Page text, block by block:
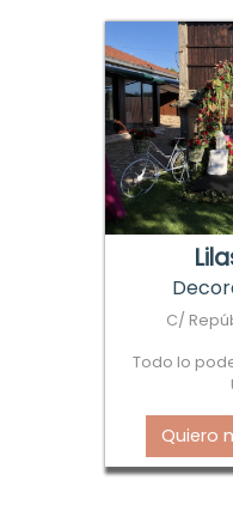
C/
Todo lo
Quiero